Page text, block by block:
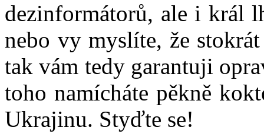
dezinformátorů, ale i král
nebo vy myslíte, že
tak vám tedy garantuji
toho namícháte pěkně
Ukrajinu. Styďte se!